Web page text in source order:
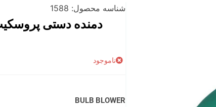
شناسه محصول: 1588
ناموجود
BULB BLOWER